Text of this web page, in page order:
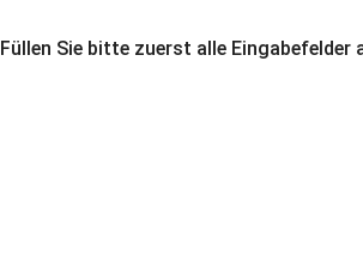
Füllen Sie bitte zuerst alle Eingabefelder